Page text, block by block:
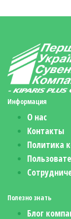
Информация
О нас
Контакты
Политика
Полезно знать
Блог